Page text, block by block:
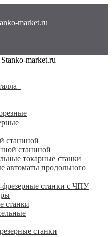
market.ru
+
станиной
станиной
токарные станки
автоматы продольного
фрезерные станки с ЧПУ
станки
станки